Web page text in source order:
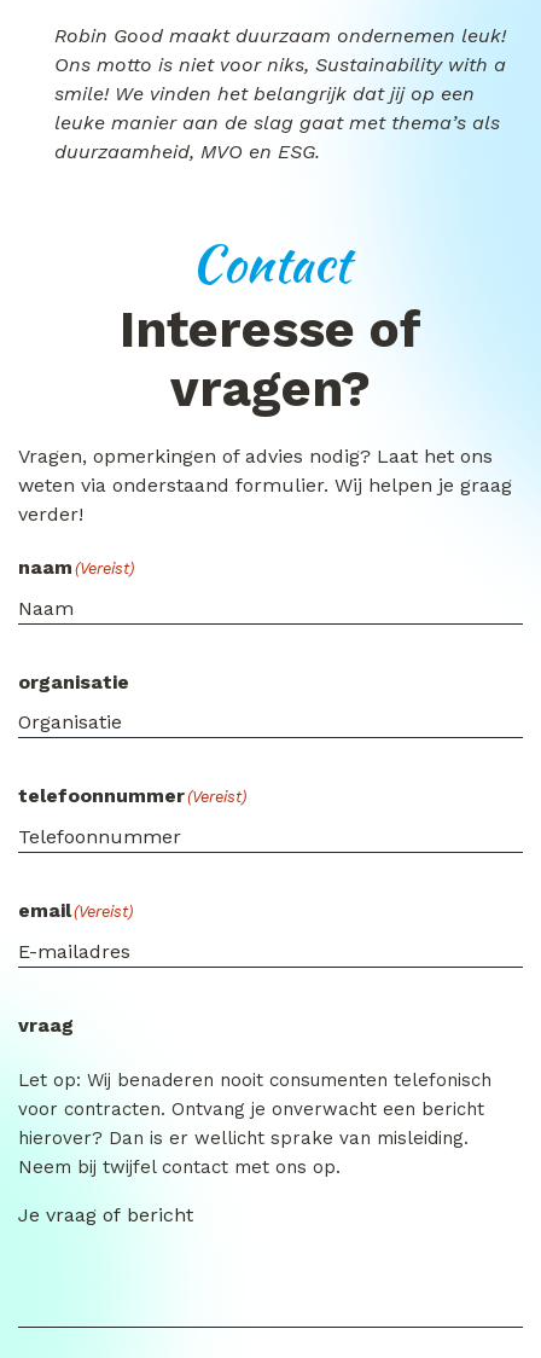
Robin Good maakt duurzaam ondernemen leuk!
Ons motto is niet voor niks, Sustainability with a
smile! We vinden het belangrijk dat jij op een
leuke manier aan de slag gaat met thema’s als
duurzaamheid, MVO en ESG.
Contact
Interesse of
vragen?
Vragen, opmerkingen of advies nodig? Laat het ons
weten via onderstaand formulier. Wij helpen je graag
verder!
naam (Vereist)
organisatie
telefoonnummer(Vereist)
email(Vereist)
vraag
Let op: Wij benaderen nooit consumenten telefonisch
voor contracten. Ontvang je onverwacht een bericht
hierover? Dan is er wellicht sprake van misleiding.
Neem bij twijfel contact met ons op.